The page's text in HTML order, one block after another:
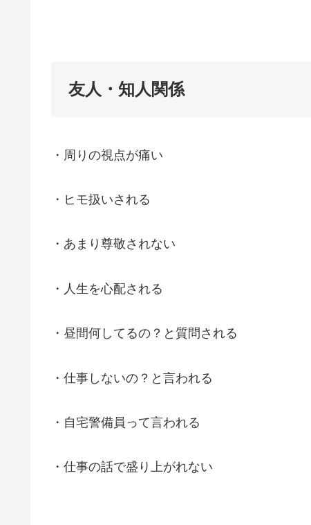
友人・知人関係
・周りの視点が痛い
・ヒモ扱いされる
・あまり尊敬されない
・人生を心配される
・昼間何してるの？と質問される
・仕事しないの？と言われる
・自宅警備員って言われる
・仕事の話で盛り上がれない